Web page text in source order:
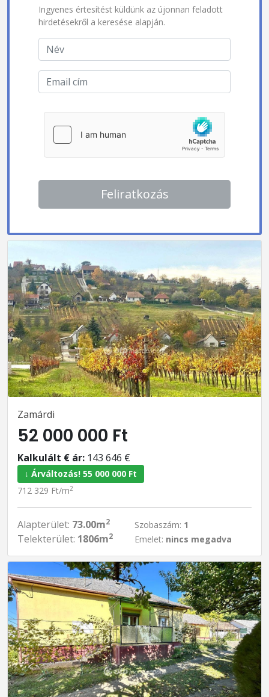
Ingyenes értesítést küldünk az újonnan feladott
hirdetésekről a keresése alapján.
Feliratkozás
Zamárdi
52 000 000 Ft
Kalkulált € ár: 143 646 €
↓ Árváltozás! 55 000 000 Ft
712 329 Ft/m2
Alapterület: 73.00m2
Telekterület: 1806m2
Szobaszám: 1
Emelet: nincs megadva